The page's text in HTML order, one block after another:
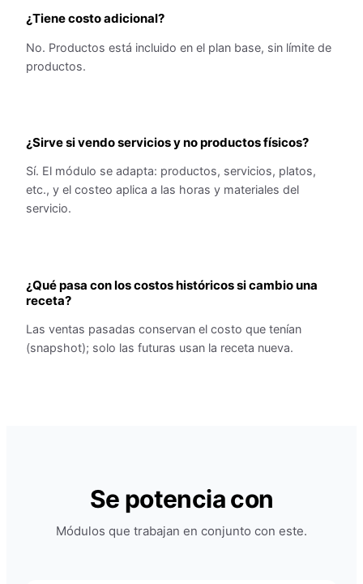
¿Tiene costo adicional?
No. Productos está incluido en el plan base, sin límite de
productos.
¿Sirve si vendo servicios y no productos físicos?
Sí. El módulo se adapta: productos, servicios, platos,
etc., y el costeo aplica a las horas y materiales del
servicio.
¿Qué pasa con los costos históricos si cambio una
receta?
Las ventas pasadas conservan el costo que tenían
(snapshot); solo las futuras usan la receta nueva.
Se potencia con
Módulos que trabajan en conjunto con este.